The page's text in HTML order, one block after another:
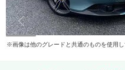
画像は他のグレードと共通のものを使用し